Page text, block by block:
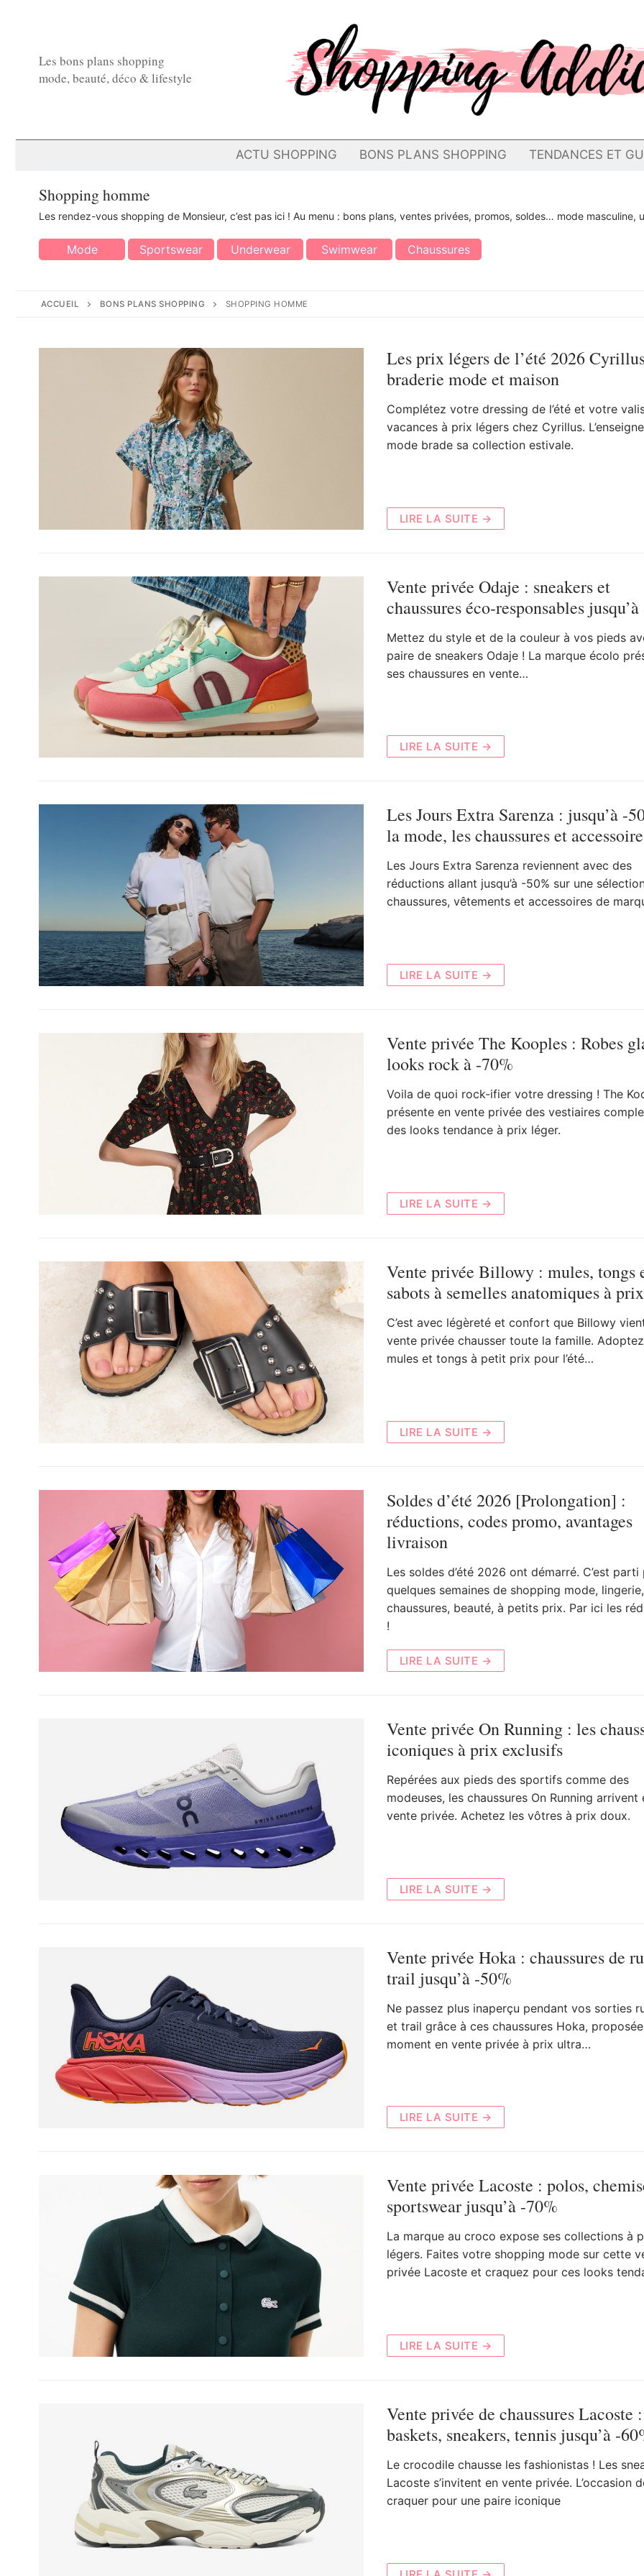
Les bons plans shopping
mode, beauté, déco & lifestyle
ACTU SHOPPING BONS PLANS SHOPPING TENDANCES ET
Shopping homme
Les rendez-vous shopping de Monsieur, c’est pas ici ! Au menu : bons plans, ventes privées, promos, soldes… mode masculine,
Mode Sportswear Underwear Swimwear Chaussures
ACCUEIL BONS PLANS SHOPPING SHOPPING HOMME
Les prix légers de l’été 2026
braderie mode et maison
Complétez votre dressing de l’été et votre
vacances à prix légers chez Cyrillus.
mode brade sa collection estivale.
LIRE LA SUITE →
Vente privée Odaje : sneakers et
chaussures éco-responsables
Mettez du style et de la couleur à vos pieds
paire de sneakers Odaje ! La marque écolo
ses chaussures en vente…
LIRE LA SUITE →
Les Jours Extra Sarenza : jusqu’à -
la mode, les chaussures et
Les Jours Extra Sarenza reviennent avec des
réductions allant jusqu’à -50% sur une
chaussures, vêtements et accessoires de
LIRE LA SUITE →
Vente privée The Kooples : Robes
looks rock à -70%
Voila de quoi rock-ifier votre dressing ! The
présente en vente privée des vestiaires
des looks tendance à prix léger.
LIRE LA SUITE →
Vente privée Billowy : mules, tongs
sabots à semelles anatomiques à
C’est avec légèreté et confort que Billowy
vente privée chausser toute la famille.
mules et tongs à petit prix pour l’été…
LIRE LA SUITE →
Soldes d’été 2026 [Prolongation] :
réductions, codes promo, avantages
livraison
Les soldes d’été 2026 ont démarré. C’est parti
quelques semaines de shopping mode, lingerie,
chaussures, beauté, à petits prix. Par ici les
!
LIRE LA SUITE →
Vente privée On Running : les
iconiques à prix exclusifs
Repérées aux pieds des sportifs comme des
modeuses, les chaussures On Running arrivent
vente privée. Achetez les vôtres à prix doux.
LIRE LA SUITE →
Vente privée Hoka : chaussures de
trail jusqu’à -50%
Ne passez plus inaperçu pendant vos sorties
et trail grâce à ces chaussures Hoka,
moment en vente privée à prix ultra…
LIRE LA SUITE →
Vente privée Lacoste : polos,
sportswear jusqu’à -70%
La marque au croco expose ses collections à
légers. Faites votre shopping mode sur cette
privée Lacoste et craquez pour ces looks
LIRE LA SUITE →
Vente privée de chaussures Lacoste :
baskets, sneakers, tennis jusqu’à -
Le crocodile chausse les fashionistas ! Les
Lacoste s’invitent en vente privée. L’occasion
craquer pour une paire iconique